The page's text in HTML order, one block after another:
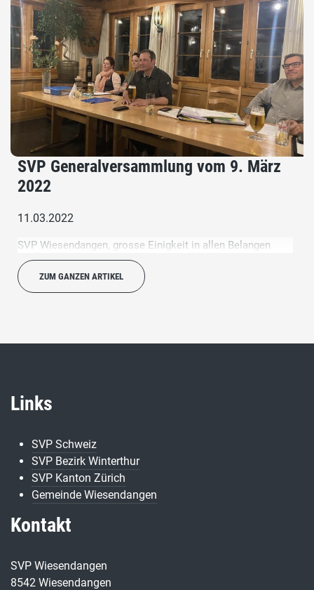
SVP Generalversammlung vom 9. März
2022
11.03.2022
SVP Wiesendangen, grosse Einigkeit in allen Belangen
ZUM GANZEN ARTIKEL
Links
SVP Schweiz
SVP Bezirk Winterthur
SVP Kanton Zürich
Gemeinde Wiesendangen
Kontakt
SVP Wiesendangen
8542 Wiesendangen